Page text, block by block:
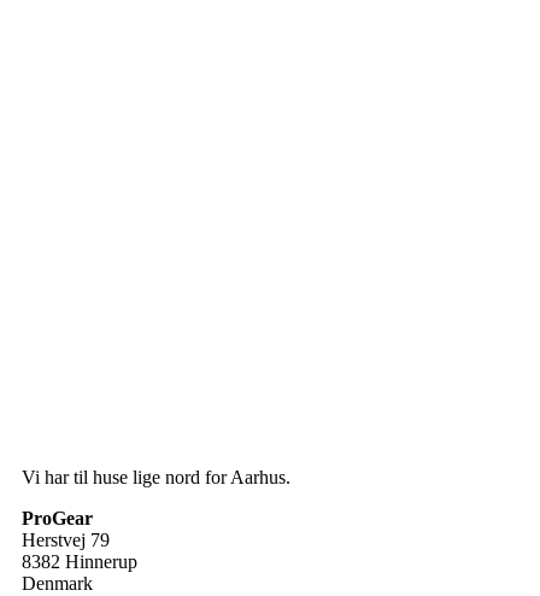
Vi har til huse lige nord for Aarhus.
ProGear
Herstvej 79
8382 Hinnerup
Denmark